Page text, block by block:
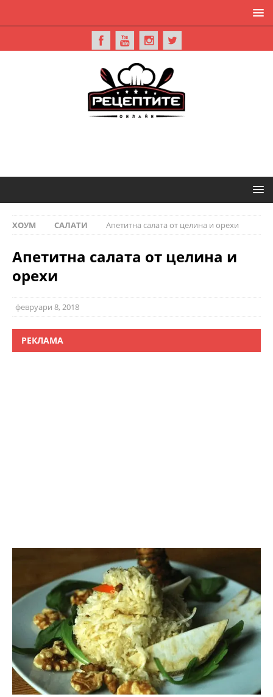
ХОУМ САЛАТИ Апетитна салата от целина и орехи
Апетитна салата от целина и
орехи
февруари 8, 2018
РЕКЛАМА